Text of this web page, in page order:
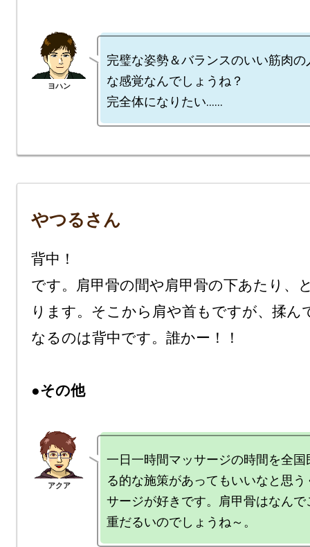
完璧な姿勢＆バランスのいい筋肉の
な感覚なんでしょうね？
やつるさん
背中！
です。肩甲骨の間や肩甲骨の下あたり、
ります。そこから肩や首もですが、揉ん
なるのは背中です。誰かー！！
●その他
一日一時間マッサージの時間を全国
る的な施策があってもいいなと思う
サージが好きです。肩甲骨はなんで